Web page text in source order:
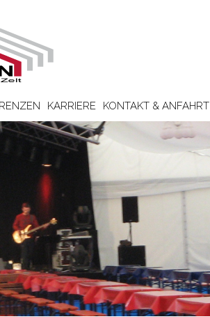
KARRIERE KONTAKT & ANFAHRT